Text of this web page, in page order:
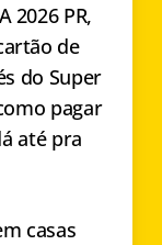
2026 PR,
de
do Super
pagar
até pra
casas